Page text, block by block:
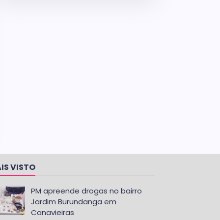
VISTO
PM apreende drogas no bairro
Jardim Burundanga em
Canavieiras